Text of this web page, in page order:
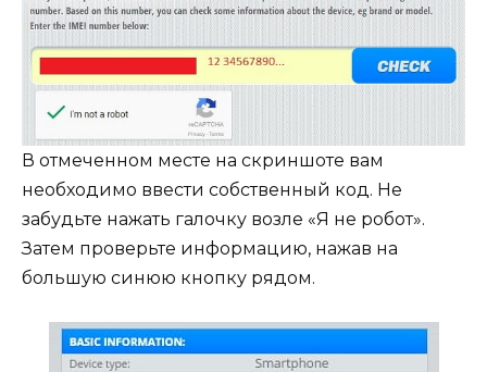
В отмеченном месте на скриншоте вам
необходимо ввести собственный код. Не
забудьте нажать галочку возле «Я не робот».
Затем проверьте информацию, нажав на
большую синюю кнопку рядом.